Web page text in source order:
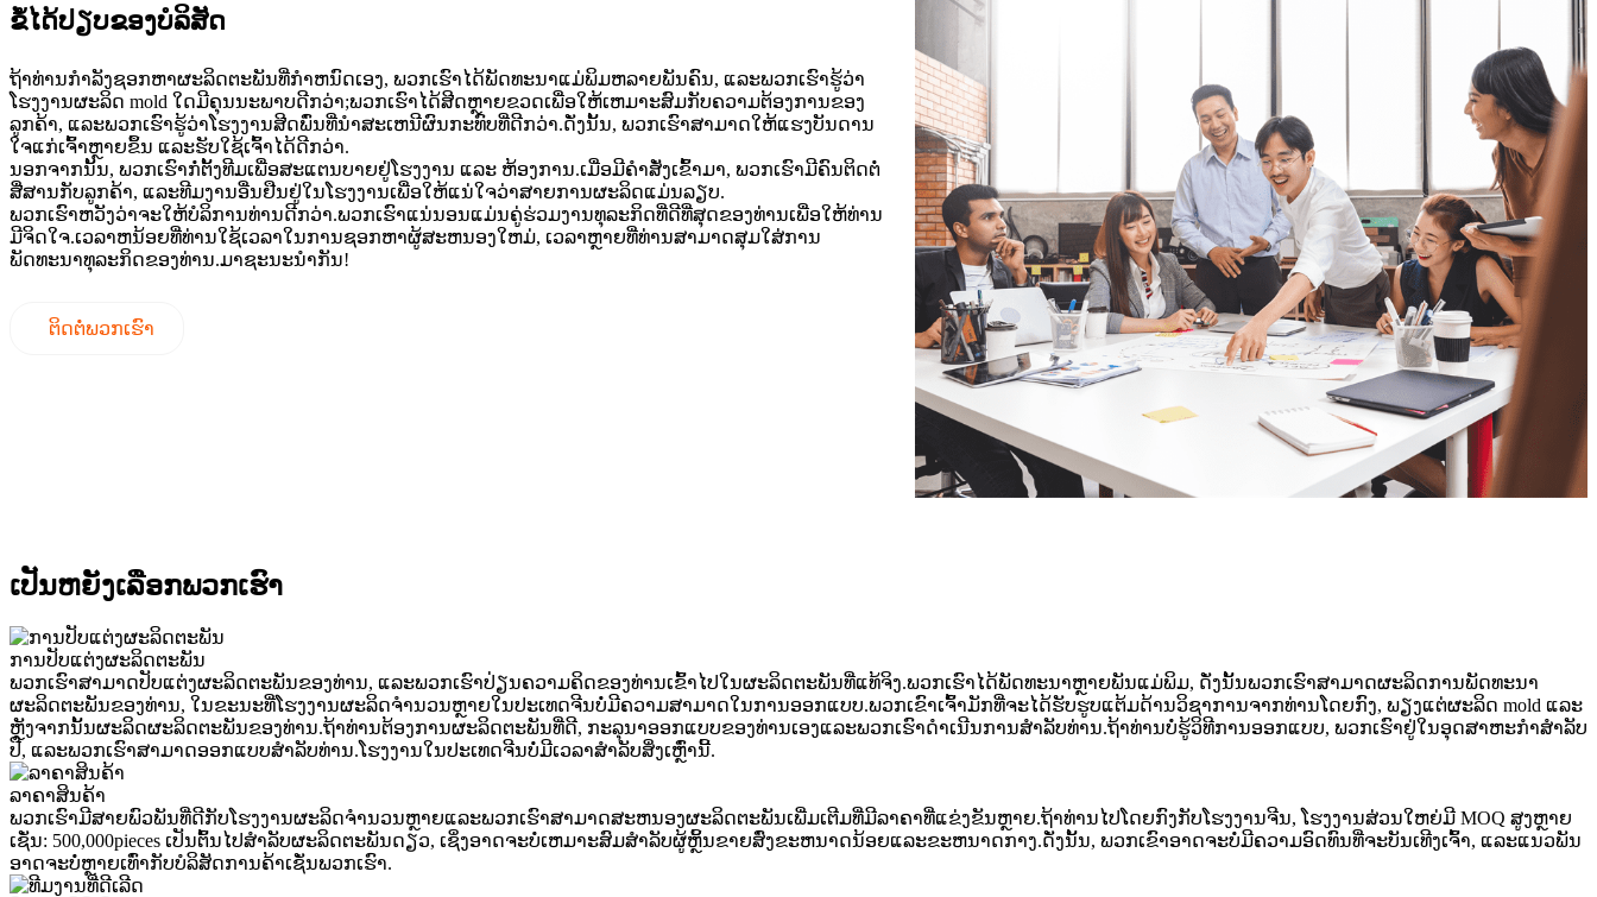
ຂໍ້ໄດ້ປຽບຂອງບໍລິສັດ
ຖ້າທ່ານກໍາລັງຊອກຫາຜະລິດຕະພັນທີ່ກໍາຫນົດເອງ, ພວກເຮົາໄດ້ພັດທະນາແມ່ພິມຫລາຍພັນຄົນ, ແລະພວກເຮົາຮູ້ວ່າ
ໂຮງງານຜະລິດ mold ໃດມີຄຸນນະພາບດີກວ່າ;ພວກເຮົາໄດ້ສີດຫຼາຍຂວດເພື່ອໃຫ້ເຫມາະສົມກັບຄວາມຕ້ອງການຂອງ
ລູກຄ້າ, ແລະພວກເຮົາຮູ້ວ່າໂຮງງານສີດພົ່ນທີ່ນໍາສະເຫນີຜົນກະທົບທີ່ດີກວ່າ.ດັ່ງນັ້ນ, ພວກເຮົາສາມາດໃຫ້ແຮງບັນດານ
ໃຈແກ່ເຈົ້າຫຼາຍຂຶ້ນ ແລະຮັບໃຊ້ເຈົ້າໄດ້ດີກວ່າ.
ນອກຈາກນັ້ນ, ພວກເຮົາກໍ່ຕັ້ງທີມເພື່ອສະແຕນບາຍຢູ່ໂຮງງານ ແລະ ຫ້ອງການ.ເມື່ອມີຄໍາສັ່ງເຂົ້າມາ, ພວກເຮົາມີຄົນຕິດຕໍ່
ສື່ສານກັບລູກຄ້າ, ແລະທີມງານອື່ນຢືນຢູ່ໃນໂຮງງານເພື່ອໃຫ້ແນ່ໃຈວ່າສາຍການຜະລິດແມ່ນລຽບ.
ພວກເຮົາຫວັງວ່າຈະໃຫ້ບໍລິການທ່ານດີກວ່າ.ພວກເຮົາແນ່ນອນແມ່ນຄູ່ຮ່ວມງານທຸລະກິດທີ່ດີທີ່ສຸດຂອງທ່ານເພື່ອໃຫ້ທ່ານ
ມີຈິດໃຈ.ເວລາຫນ້ອຍທີ່ທ່ານໃຊ້ເວລາໃນການຊອກຫາຜູ້ສະຫນອງໃຫມ່, ເວລາຫຼາຍທີ່ທ່ານສາມາດສຸມໃສ່ການ
ພັດທະນາທຸລະກິດຂອງທ່ານ.ມາຊະນະນຳກັນ!
ຕິດ​ຕໍ່​ພວກ​ເຮົາ
ເປັນຫຍັງເລືອກພວກເຮົາ
ການປັບແຕ່ງຜະລິດຕະພັນ
ພວກເຮົາສາມາດປັບແຕ່ງຜະລິດຕະພັນຂອງທ່ານ, ແລະພວກເຮົາປ່ຽນຄວາມຄິດຂອງທ່ານເຂົ້າໄປໃນຜະລິດຕະພັນທີ່ແທ້ຈິງ.ພວກເຮົາໄດ້ພັດທະນາຫຼາຍພັນແມ່ພິມ, ດັ່ງນັ້ນພວກເຮົາສາມາດຜະລິດການພັດທະນາ
ຜະລິດຕະພັນຂອງທ່ານ, ໃນຂະນະທີ່ໂຮງງານຜະລິດຈໍານວນຫຼາຍໃນປະເທດຈີນບໍ່ມີຄວາມສາມາດໃນການອອກແບບ.ພວກເຂົາເຈົ້າມັກທີ່ຈະໄດ້ຮັບຮູບແຕ້ມດ້ານວິຊາການຈາກທ່ານໂດຍກົງ, ພຽງແຕ່ຜະລິດ mold ແລະ
ຫຼັງຈາກນັ້ນຜະລິດຜະລິດຕະພັນຂອງທ່ານ.ຖ້າທ່ານຕ້ອງການຜະລິດຕະພັນທີ່ດີ, ກະລຸນາອອກແບບຂອງທ່ານເອງແລະພວກເຮົາດໍາເນີນການສໍາລັບທ່ານ.ຖ້າທ່ານບໍ່ຮູ້ວິທີການອອກແບບ, ພວກເຮົາຢູ່ໃນອຸດສາຫະກໍາສໍາລັບ
ປີ, ແລະພວກເຮົາສາມາດອອກແບບສໍາລັບທ່ານ.ໂຮງງານໃນປະເທດຈີນບໍ່ມີເວລາສໍາລັບສິ່ງເຫຼົ່ານີ້.
ລາຄາສິນຄ້າ
ພວກເຮົາມີສາຍພົວພັນທີ່ດີກັບໂຮງງານຜະລິດຈໍານວນຫຼາຍແລະພວກເຮົາສາມາດສະຫນອງຜະລິດຕະພັນເພີ່ມເຕີມທີ່ມີລາຄາທີ່ແຂ່ງຂັນຫຼາຍ.ຖ້າທ່ານໄປໂດຍກົງກັບໂຮງງານຈີນ, ໂຮງງານສ່ວນໃຫຍ່ມີ MOQ ສູງຫຼາຍ
ເຊັ່ນ: 500,000pieces ເປັນຕົ້ນໄປສໍາລັບຜະລິດຕະພັນດຽວ, ເຊິ່ງອາດຈະບໍ່ເຫມາະສົມສໍາລັບຜູ້ຫຼິ້ນຂາຍສົ່ງຂະຫນາດນ້ອຍແລະຂະຫນາດກາງ.ດັ່ງນັ້ນ, ພວກເຂົາອາດຈະບໍ່ມີຄວາມອົດທົນທີ່ຈະບັນເທີງເຈົ້າ, ແລະແນວພັນ
ອາດຈະບໍ່ຫຼາຍເທົ່າກັບບໍລິສັດການຄ້າເຊັ່ນພວກເຮົາ.